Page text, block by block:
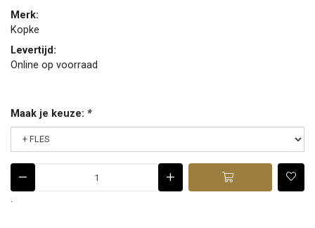
Merk:
Kopke
Levertijd:
Online op voorraad
Maak je keuze: *
.